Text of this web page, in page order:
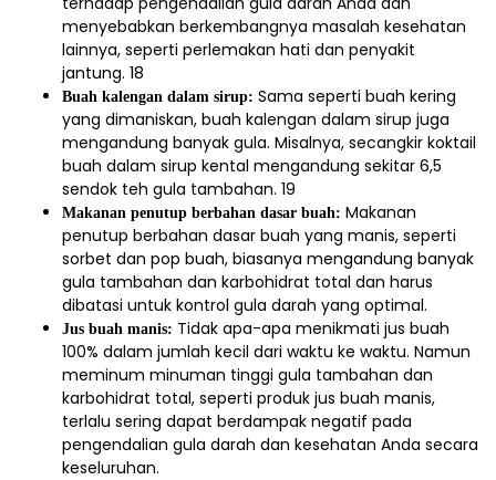
menyebabkan berkembangnya masalah kesehatan
lainnya, seperti perlemakan hati dan penyakit
jantung. 18
Buah kalengan dalam sirup: Sama seperti buah kering
yang dimaniskan, buah kalengan dalam sirup juga
mengandung banyak gula. Misalnya, secangkir koktail
buah dalam sirup kental mengandung sekitar 6,5
sendok teh gula tambahan. 19
Makanan penutup berbahan dasar buah: Makanan
penutup berbahan dasar buah yang manis, seperti
sorbet dan pop buah, biasanya mengandung banyak
gula tambahan dan karbohidrat total dan harus
dibatasi untuk kontrol gula darah yang optimal.
Jus buah manis: Tidak apa-apa menikmati jus buah
100% dalam jumlah kecil dari waktu ke waktu. Namun
meminum minuman tinggi gula tambahan dan
karbohidrat total, seperti produk jus buah manis,
terlalu sering dapat berdampak negatif pada
pengendalian gula darah dan kesehatan Anda secara
keseluruhan.